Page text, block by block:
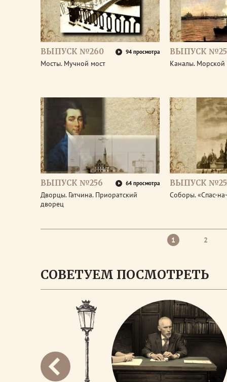
ВЫПУСК №260 94 просмотра
Мосты. Мучной мост
ВЫПУСК
Каналы. Морской
ВЫПУСК №256 64 просмотра
Дворцы. Гатчина. Приоратский
дворец
ВЫПУСК
Соборы. «Спас-
1 2
СОВЕТУЕМ ПОСМОТРЕТЬ